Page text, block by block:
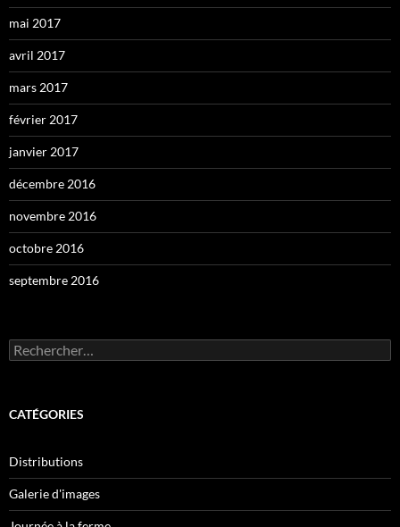
mai 2017
avril 2017
mars 2017
février 2017
janvier 2017
décembre 2016
novembre 2016
octobre 2016
septembre 2016
Rechercher :
CATÉGORIES
Distributions
Galerie d'images